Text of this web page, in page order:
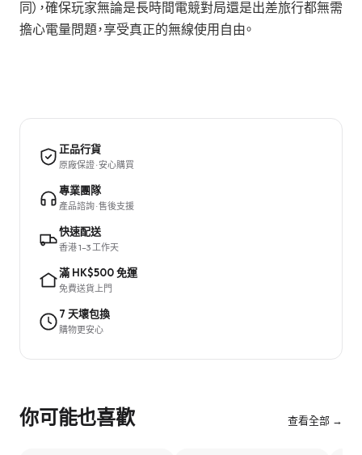
同），確保玩家無論是長時間電競對局還是出差旅行都無需
擔心電量問題，享受真正的無線使用自由。
正品行貨
原廠保證 · 安心購買
專業團隊
產品諮詢 · 售後支援
快速配送
香港 1–3 工作天
滿 HK$500 免運
免費送貨上門
7 天壞包換
購物更安心
你可能也喜歡 查看全部 →